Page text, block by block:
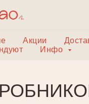
Акции
Инфо